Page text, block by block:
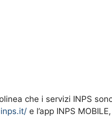
che i servizi INPS
e l’app INPS